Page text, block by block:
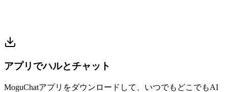
アプリでハルとチャット
MoguChatアプリをダウンロードして、いつでもどこでもAI